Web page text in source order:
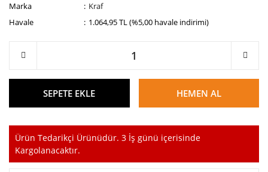
Marka
Kraf
Havale
1.064,95 TL (%5,00 havale indirimi)
SEPETE EKLE HEMEN AL
Ürün Tedarikçi Ürünüdür. 3 İş günü içerisinde
Kargolanacaktır.